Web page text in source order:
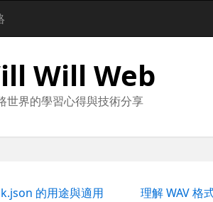
Will Web
世界的學習心得與技術分享
的用途與適用
理解 WAV 格